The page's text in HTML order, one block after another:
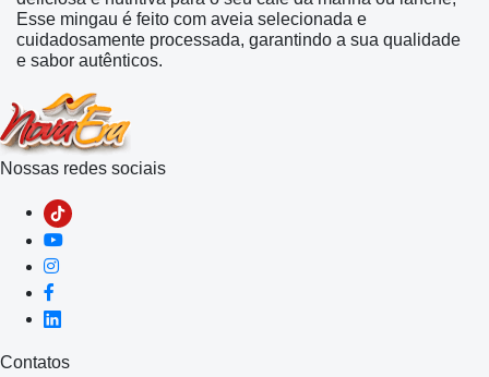
Esse mingau é feito com aveia selecionada e
cuidadosamente processada, garantindo a sua qualidade
e sabor autênticos.
Nossas redes sociais
Contatos